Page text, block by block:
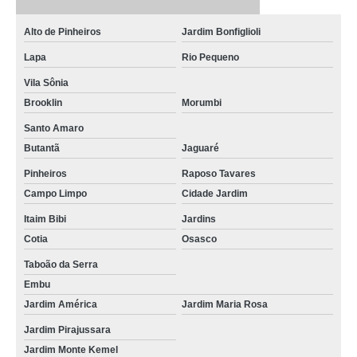
clínica veterinária 24 h Jardim Pirajussara
endereço de clínica de veterinária 24hs Jardim Bonfiglioli
onde tem clínica 24 horas veterinário Jardim Pirajussara
clínica 24 horas veterinária Santo Amaro
onde tem clínica veterinária 24 h Alto de Pinheiros
clínica veterinária 24horas Jardim Bonfiglioli
clínica veterinária de 24h Itaim Bibi
clínica veterinária 24hrs Jardins
clínica veterinária 24 Jardim Monte Kemel
Alto de Pinheiros Jardim Bonfiglioli
Lapa Rio Pequeno
Vila Sônia
Brooklin
Morumbi
Santo Amaro
Butantã
Jaguaré
Pinheiros
Raposo Tavares
Campo Limpo
Cidade Jardim
Itaim Bibi
Jardins
Cotia
Osasco
Taboão da Serra
Embu
Jardim América
Jardim Maria Rosa
Jardim Pirajussara
Jardim Monte Kemel